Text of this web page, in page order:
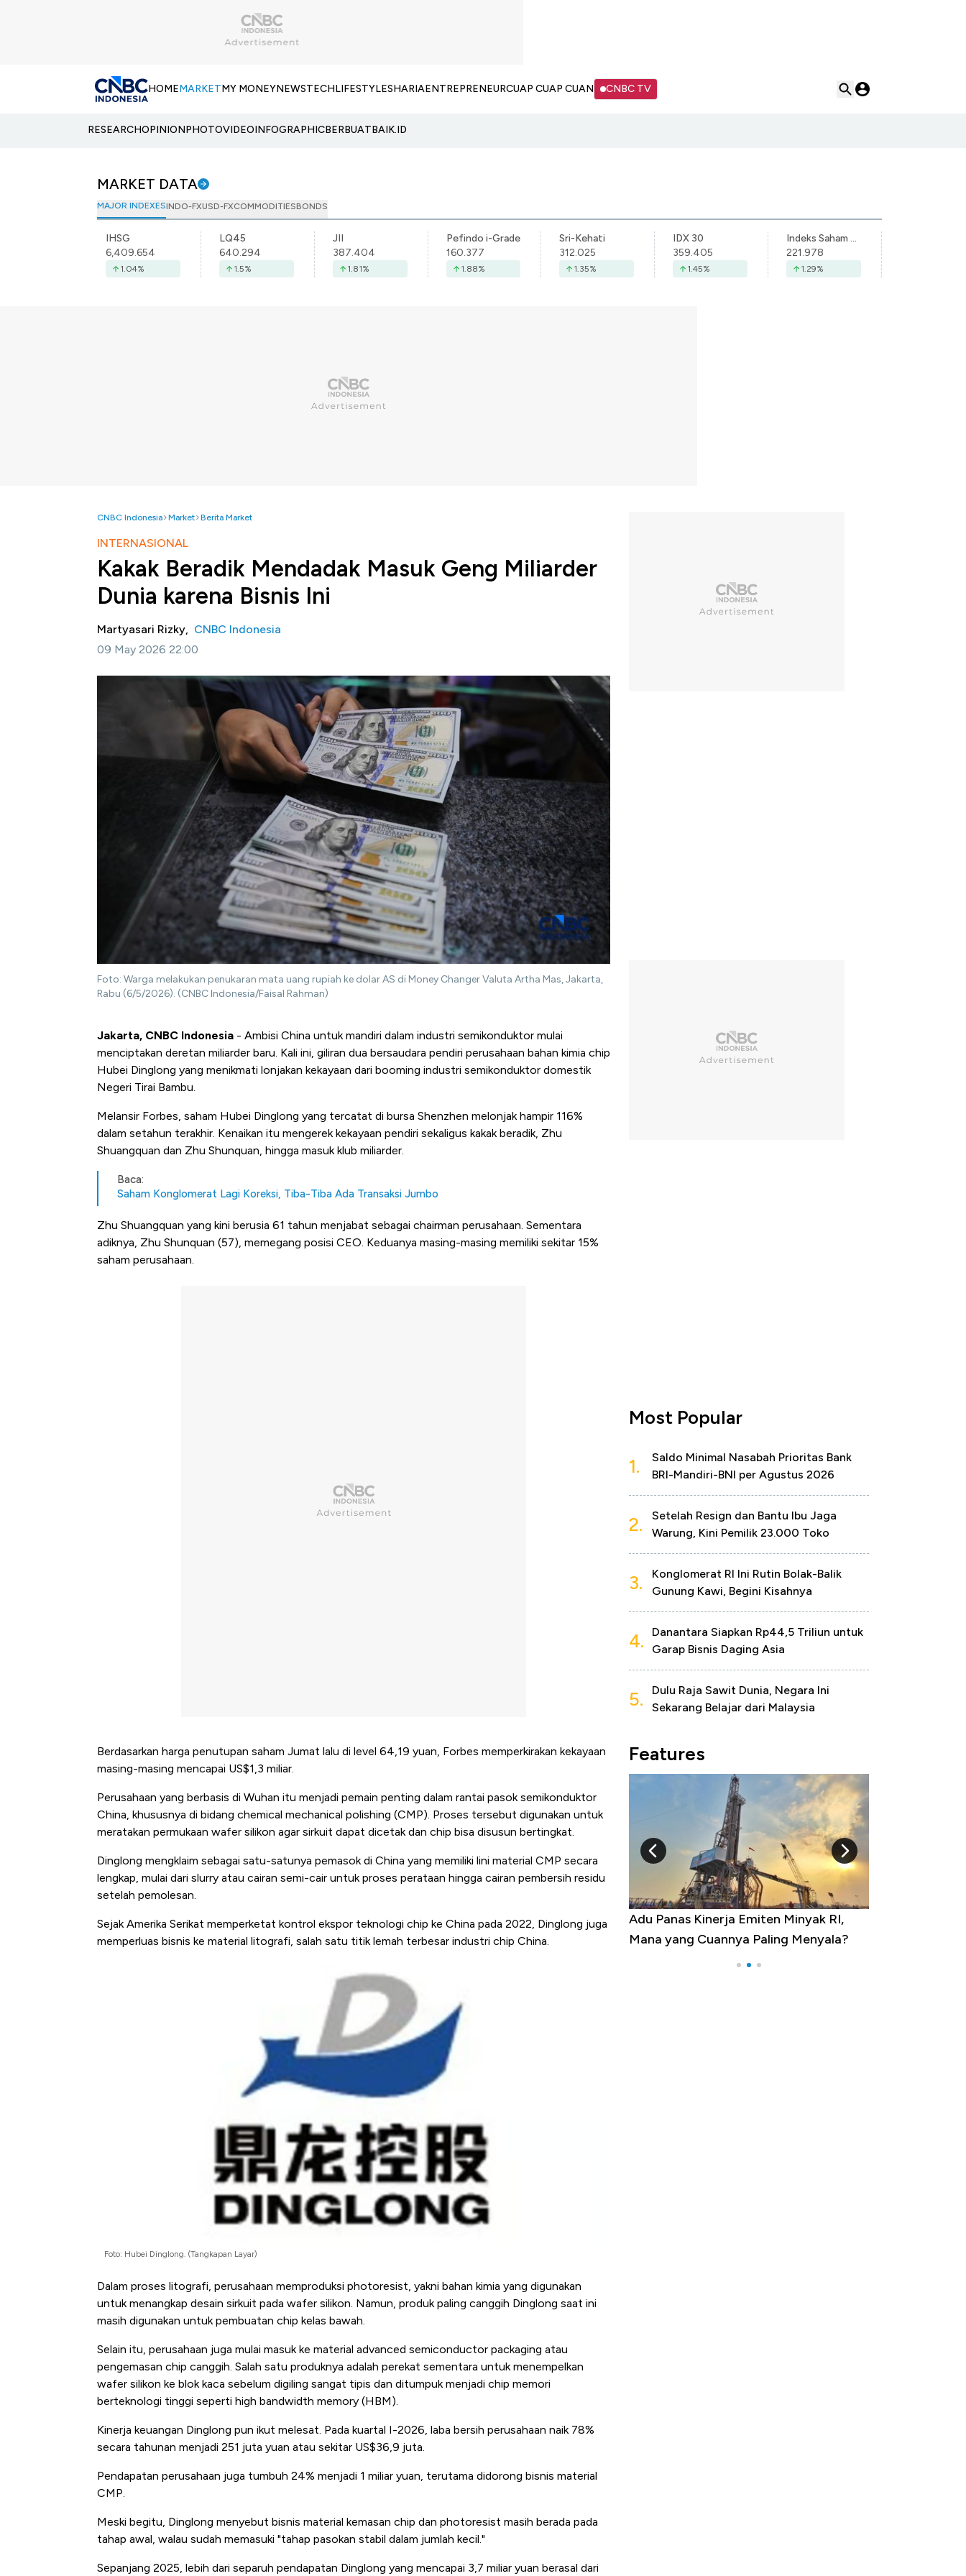
HOMEMARKETMY MONEYNEWSTECHLIFESTYLESHARIAENTREPRENEURCUAP CUAP CUAN CNBC TV
RESEARCHOPINIONPHOTOVIDEOINFOGRAPHICBERBUATBAIK.ID
MARKET DATA
MAJOR INDEXESINDO-FXUSD-FXCOMMODITIESBONDS
IHSG
6,409.654
1.04%
LQ45
640.294
1.5%
JII
387.404
1.81%
Pefindo i-Grade
160.377
1.88%
Sri-Kehati
312.025
1.35%
IDX 30
359.405
1.45%
Indeks Saham Syariah Indonesia
221.978
1.29%
CNBC Indonesia Market Berita Market
INTERNASIONAL
Kakak Beradik Mendadak Masuk Geng Miliarder
Dunia karena Bisnis Ini
Martyasari Rizky, CNBC Indonesia
09 May 2026 22:00
Foto: Warga melakukan penukaran mata uang rupiah ke dolar AS di Money Changer Valuta Artha Mas, Jakarta,
Rabu (6/5/2026). (CNBC Indonesia/Faisal Rahman)
Jakarta, CNBC Indonesia - Ambisi China untuk mandiri dalam industri semikonduktor mulai
menciptakan deretan miliarder baru. Kali ini, giliran dua bersaudara pendiri perusahaan bahan kimia chip
Hubei Dinglong yang menikmati lonjakan kekayaan dari booming industri semikonduktor domestik
Negeri Tirai Bambu.
Melansir Forbes, saham Hubei Dinglong yang tercatat di bursa Shenzhen melonjak hampir 116%
dalam setahun terakhir. Kenaikan itu mengerek kekayaan pendiri sekaligus kakak beradik, Zhu
Shuangquan dan Zhu Shunquan, hingga masuk klub miliarder.
Baca:
Saham Konglomerat Lagi Koreksi, Tiba-Tiba Ada Transaksi Jumbo
Zhu Shuangquan yang kini berusia 61 tahun menjabat sebagai chairman perusahaan. Sementara
adiknya, Zhu Shunquan (57), memegang posisi CEO. Keduanya masing-masing memiliki sekitar 15%
saham perusahaan.
Berdasarkan harga penutupan saham Jumat lalu di level 64,19 yuan, Forbes memperkirakan kekayaan
masing-masing mencapai US$1,3 miliar.
Perusahaan yang berbasis di Wuhan itu menjadi pemain penting dalam rantai pasok semikonduktor
China, khususnya di bidang chemical mechanical polishing (CMP). Proses tersebut digunakan untuk
meratakan permukaan wafer silikon agar sirkuit dapat dicetak dan chip bisa disusun bertingkat.
Dinglong mengklaim sebagai satu-satunya pemasok di China yang memiliki lini material CMP secara
lengkap, mulai dari slurry atau cairan semi-cair untuk proses perataan hingga cairan pembersih residu
setelah pemolesan.
Sejak Amerika Serikat memperketat kontrol ekspor teknologi chip ke China pada 2022, Dinglong juga
memperluas bisnis ke material litografi, salah satu titik lemah terbesar industri chip China.
Foto: Hubei Dinglong. (Tangkapan Layar)
Dalam proses litografi, perusahaan memproduksi photoresist, yakni bahan kimia yang digunakan
untuk menangkap desain sirkuit pada wafer silikon. Namun, produk paling canggih Dinglong saat ini
masih digunakan untuk pembuatan chip kelas bawah.
Selain itu, perusahaan juga mulai masuk ke material advanced semiconductor packaging atau
pengemasan chip canggih. Salah satu produknya adalah perekat sementara untuk menempelkan
wafer silikon ke blok kaca sebelum digiling sangat tipis dan ditumpuk menjadi chip memori
berteknologi tinggi seperti high bandwidth memory (HBM).
Kinerja keuangan Dinglong pun ikut melesat. Pada kuartal I-2026, laba bersih perusahaan naik 78%
secara tahunan menjadi 251 juta yuan atau sekitar US$36,9 juta.
Pendapatan perusahaan juga tumbuh 24% menjadi 1 miliar yuan, terutama didorong bisnis material
CMP.
Meski begitu, Dinglong menyebut bisnis material kemasan chip dan photoresist masih berada pada
tahap awal, walau sudah memasuki "tahap pasokan stabil dalam jumlah kecil."
Sepanjang 2025, lebih dari separuh pendapatan Dinglong yang mencapai 3,7 miliar yuan berasal dari
Most Popular
1.
Saldo Minimal Nasabah Prioritas Bank
BRI-Mandiri-BNI per Agustus 2026
2.
Setelah Resign dan Bantu Ibu Jaga
Warung, Kini Pemilik 23.000 Toko
3.
Konglomerat RI Ini Rutin Bolak-Balik
Gunung Kawi, Begini Kisahnya
4.
Danantara Siapkan Rp44,5 Triliun untuk
Garap Bisnis Daging Asia
5.
Dulu Raja Sawit Dunia, Negara Ini
Sekarang Belajar dari Malaysia
Features
Kongo Tutup Keran Ekspor, Harga
Tembaga Terbang ke Zona Berbahaya
Adu Panas Kinerja Emiten Minyak RI,
Mana yang Cuannya Paling Menyala?